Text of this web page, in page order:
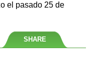
el pasado 25 de
SHARE